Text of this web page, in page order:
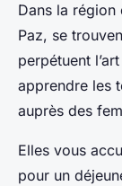
Dans la
Paz, se
perpétuent
apprendre les
auprès des
Elles vous
pour un